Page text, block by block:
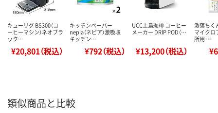
キューリグ BS300（コ
ーヒーマシン）ネオブラ
ック…
¥20,801（税込）
キッチンペーパー
nepia（ネピア）激吸収
キッチン…
¥792（税込）
UCC上島珈琲 コーヒー
メーカー DRIP POD（…
¥13,200（税込）
激落ちく
マイクロ
所用 …
類似商品と比較